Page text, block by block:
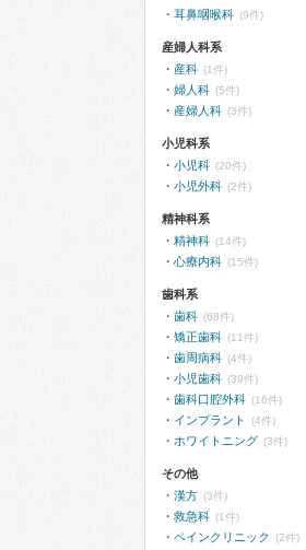
耳鼻咽喉科 (9件)
産婦人科系
産科 (1件)
婦人科 (5件)
産婦人科 (3件)
小児科系
小児科 (20件)
小児外科 (2件)
精神科系
精神科 (14件)
心療内科 (15件)
歯科系
歯科 (68件)
矯正歯科 (11件)
歯周病科 (4件)
小児歯科 (39件)
歯科口腔外科 (16件)
インプラント (4件)
ホワイトニング (3件)
その他
漢方 (3件)
救急科 (1件)
ペインクリニック (2件)